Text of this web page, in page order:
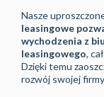
Nasze
leasingowe
wychodzenia z
leasingowego,
Dzięki temu
rozwój swojej